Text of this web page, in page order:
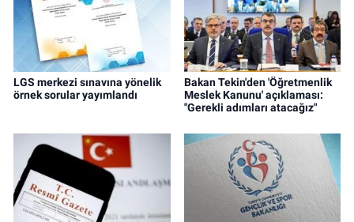
LGS merkezi sınavına yönelik
örnek sorular yayımlandı
Bakan Tekin'den 'Öğretmenlik
Meslek Kanunu' açıklaması:
"Gerekli adımları atacağız"